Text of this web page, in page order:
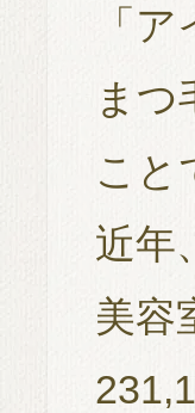
「
まつ
こと
近年
美容